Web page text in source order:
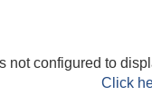
not configured to
Click